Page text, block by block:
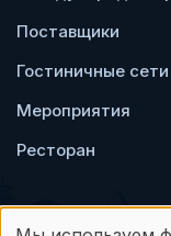
Поставщики
Гостиничные сети
Мероприятия
Ресторан